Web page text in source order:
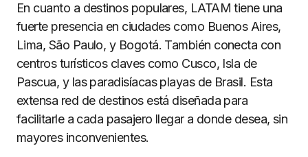
En cuanto a destinos populares, LATAM tiene una
fuerte presencia en ciudades como Buenos Aires,
Lima, São Paulo, y Bogotá. También conecta con
centros turísticos claves como Cusco, Isla de
Pascua, y las paradisíacas playas de Brasil. Esta
extensa red de destinos está diseñada para
facilitarle a cada pasajero llegar a donde desea, sin
mayores inconvenientes.